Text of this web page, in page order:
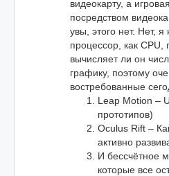
видеокарту, а
посредством
увы, этого нет. Нет,
процессор, как CPU,
вычисляет ли он
графику, поэтому
востребованные
Leap Motion –
прототипов)
Oculus Rift –
активно
И бессчётное
которые все